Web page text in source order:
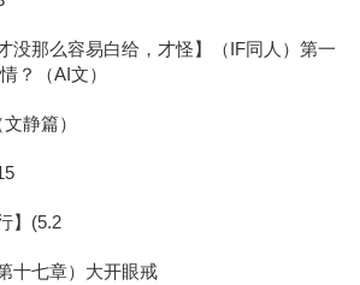
没那么容易白给，才怪】（IF同人）第一
？（AI文）
静篇）
】(5.2
十七章）大开眼戒